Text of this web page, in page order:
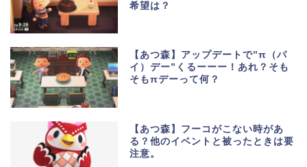
希望は？
【あつ森】アップデートで”π（パ
イ）デー”くるーーー！あれ？そも
そもπデーって何？
【あつ森】フーコがこない時があ
る？他のイベントと被ったときは要
注意。